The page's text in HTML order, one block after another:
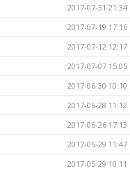
2017-07-31 21:34
2017-07-19 17:16
2017-07-12 12:17
2017-07-07 15:05
2017-06-30 10:10
2017-06-28 11:12
2017-06-26 17:13
2017-05-29 11:47
2017-05-29 10:11